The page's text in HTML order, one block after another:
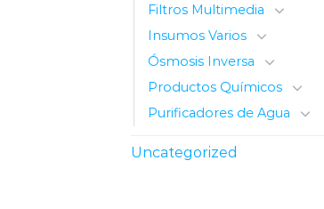
Filtros Multimedia
Insumos Varios
Ósmosis Inversa
Productos Químicos
Purificadores de Agua
Uncategorized